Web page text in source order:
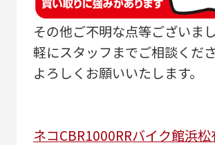
その他ご不明な点等ございま
軽にスタッフまでご相談くだ
よろしくお願いいたします。
ネコCBR1000RRバイク館浜松